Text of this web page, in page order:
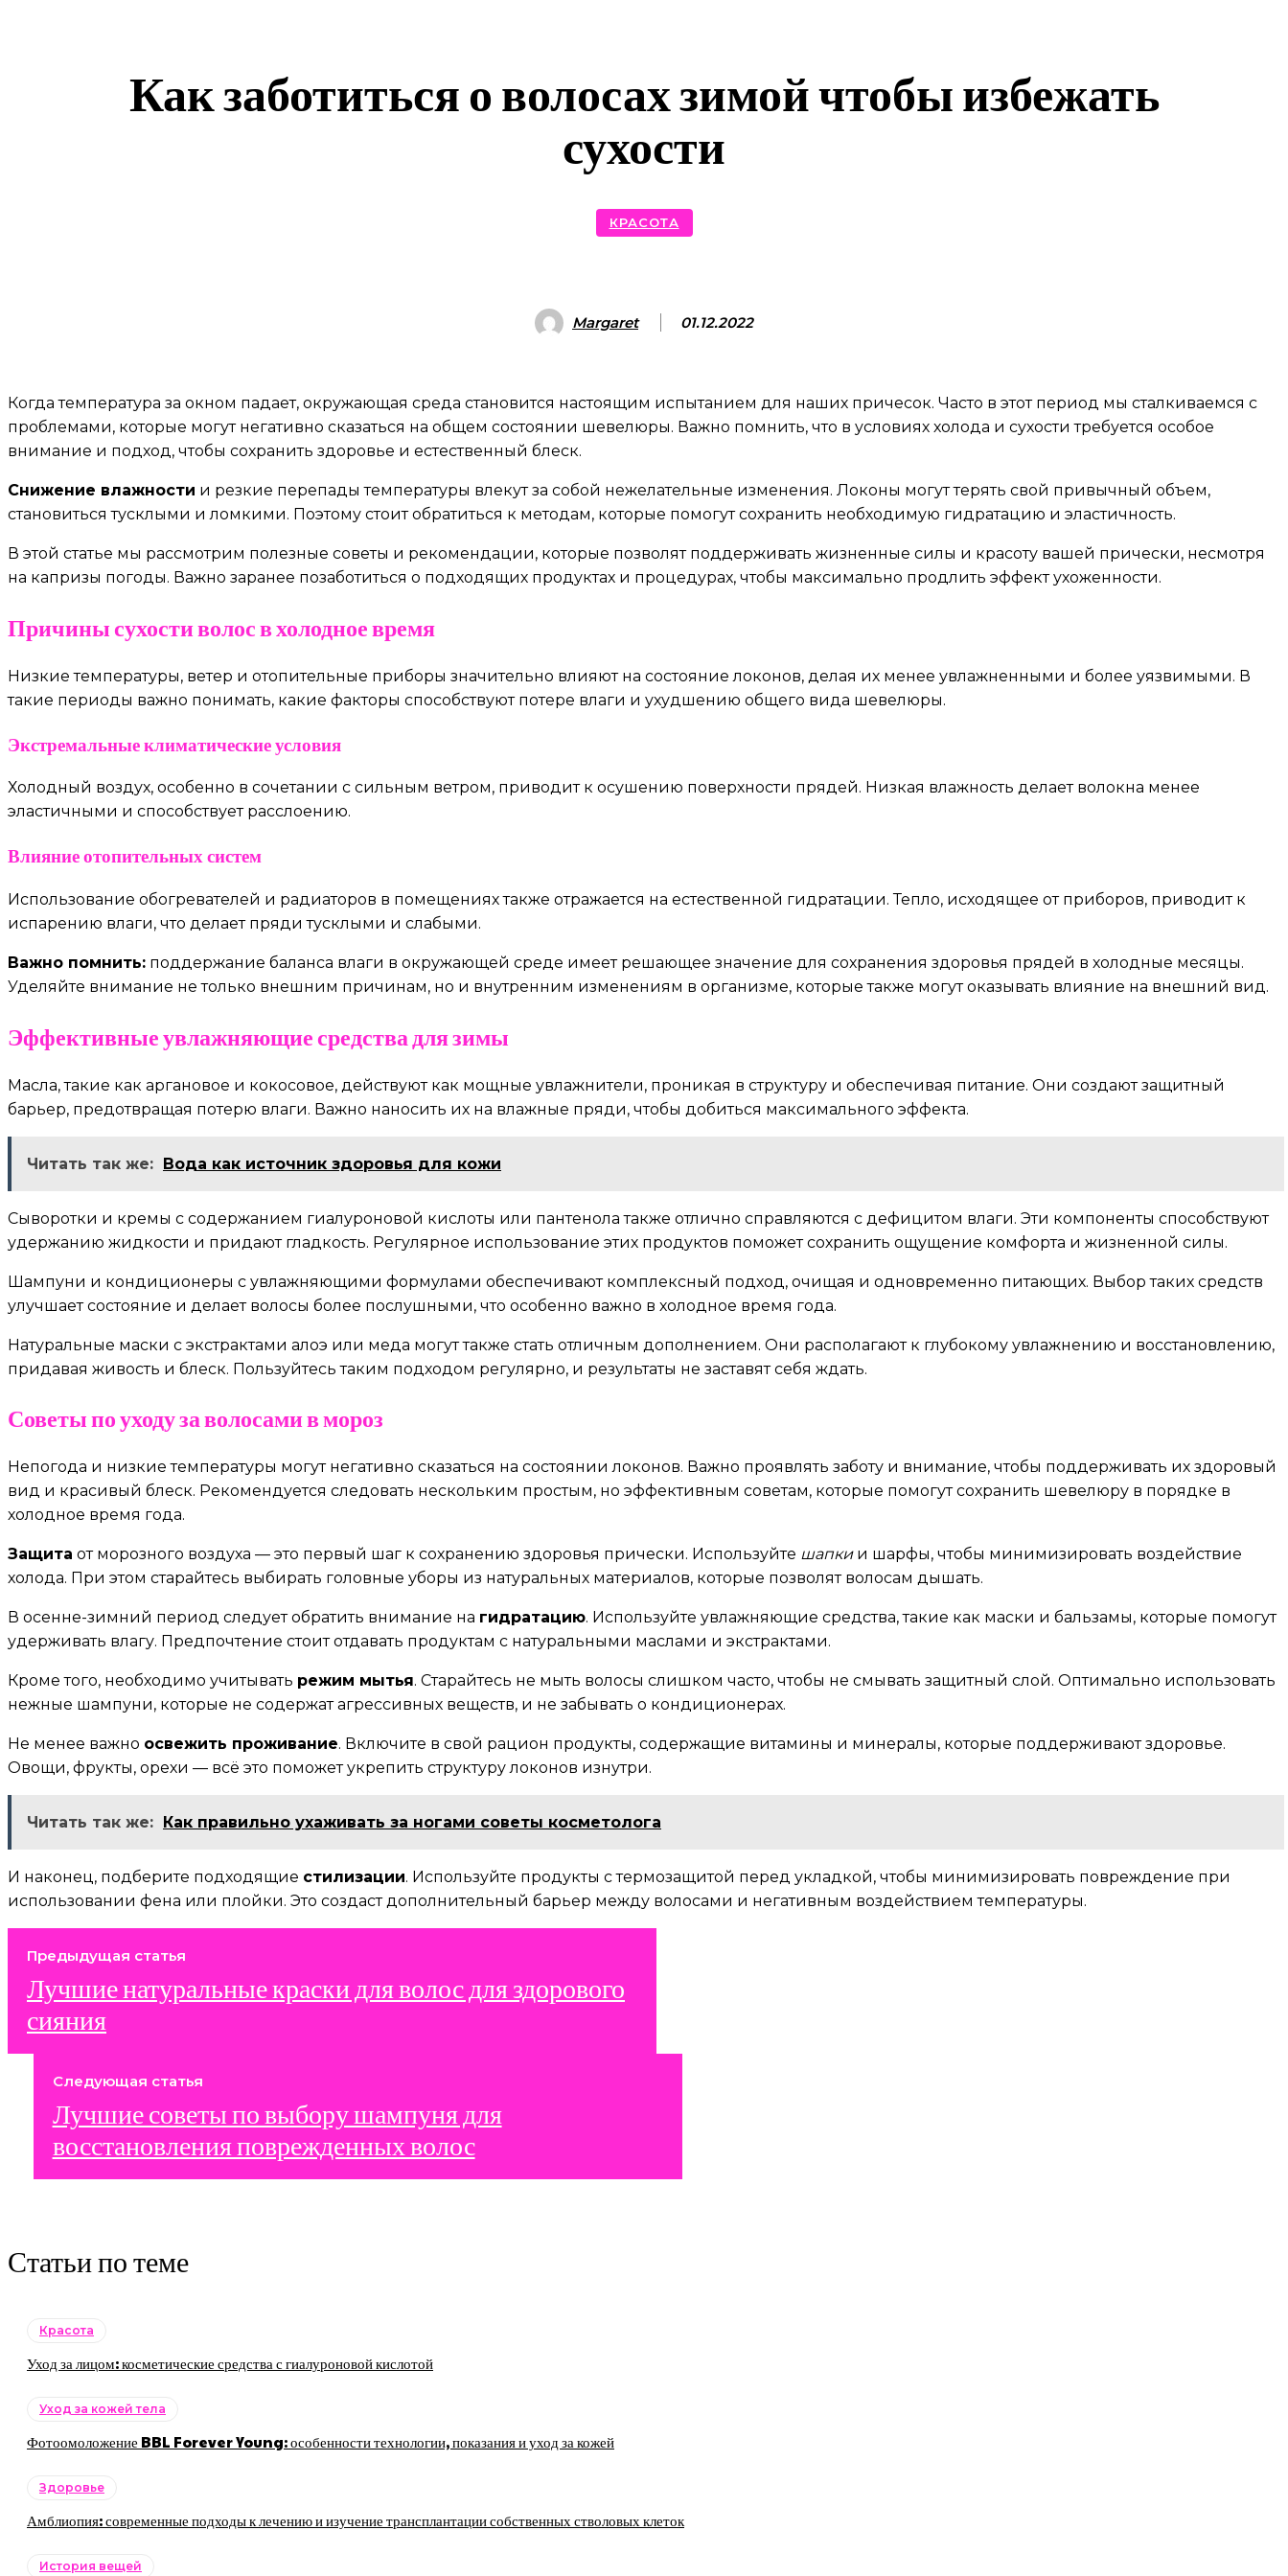
Как заботиться о волосах зимой чтобы избежать
сухости
КРАСОТА
Margaret 01.12.2022
Когда температура за окном падает, окружающая среда становится настоящим испытанием для наших причесок. Часто в этот период мы сталкиваемся с
проблемами, которые могут негативно сказаться на общем состоянии шевелюры. Важно помнить, что в условиях холода и сухости требуется особое
внимание и подход, чтобы сохранить здоровье и естественный блеск.
Снижение влажности и резкие перепады температуры влекут за собой нежелательные изменения. Локоны могут терять свой привычный объем,
становиться тусклыми и ломкими. Поэтому стоит обратиться к методам, которые помогут сохранить необходимую гидратацию и эластичность.
В этой статье мы рассмотрим полезные советы и рекомендации, которые позволят поддерживать жизненные силы и красоту вашей прически, несмотря
на капризы погоды. Важно заранее позаботиться о подходящих продуктах и процедурах, чтобы максимально продлить эффект ухоженности.
Причины сухости волос в холодное время
Низкие температуры, ветер и отопительные приборы значительно влияют на состояние локонов, делая их менее увлажненными и более уязвимыми. В
такие периоды важно понимать, какие факторы способствуют потере влаги и ухудшению общего вида шевелюры.
Экстремальные климатические условия
Холодный воздух, особенно в сочетании с сильным ветром, приводит к осушению поверхности прядей. Низкая влажность делает волокна менее
эластичными и способствует расслоению.
Влияние отопительных систем
Использование обогревателей и радиаторов в помещениях также отражается на естественной гидратации. Тепло, исходящее от приборов, приводит к
испарению влаги, что делает пряди тусклыми и слабыми.
Важно помнить: поддержание баланса влаги в окружающей среде имеет решающее значение для сохранения здоровья прядей в холодные месяцы.
Уделяйте внимание не только внешним причинам, но и внутренним изменениям в организме, которые также могут оказывать влияние на внешний вид.
Эффективные увлажняющие средства для зимы
Масла, такие как аргановое и кокосовое, действуют как мощные увлажнители, проникая в структуру и обеспечивая питание. Они создают защитный
барьер, предотвращая потерю влаги. Важно наносить их на влажные пряди, чтобы добиться максимального эффекта.
Читать так же: Вода как источник здоровья для кожи
Сыворотки и кремы с содержанием гиалуроновой кислоты или пантенола также отлично справляются с дефицитом влаги. Эти компоненты способствуют
удержанию жидкости и придают гладкость. Регулярное использование этих продуктов поможет сохранить ощущение комфорта и жизненной силы.
Шампуни и кондиционеры с увлажняющими формулами обеспечивают комплексный подход, очищая и одновременно питающих. Выбор таких средств
улучшает состояние и делает волосы более послушными, что особенно важно в холодное время года.
Натуральные маски с экстрактами алоэ или меда могут также стать отличным дополнением. Они располагают к глубокому увлажнению и восстановлению,
придавая живость и блеск. Пользуйтесь таким подходом регулярно, и результаты не заставят себя ждать.
Советы по уходу за волосами в мороз
Непогода и низкие температуры могут негативно сказаться на состоянии локонов. Важно проявлять заботу и внимание, чтобы поддерживать их здоровый
вид и красивый блеск. Рекомендуется следовать нескольким простым, но эффективным советам, которые помогут сохранить шевелюру в порядке в
холодное время года.
Защита от морозного воздуха — это первый шаг к сохранению здоровья прически. Используйте шапкии шарфы, чтобы минимизировать воздействие
холода. При этом старайтесь выбирать головные уборы из натуральных материалов, которые позволят волосам дышать.
В осенне-зимний период следует обратить внимание на гидратацию. Используйте увлажняющие средства, такие как маски и бальзамы, которые помогут
удерживать влагу. Предпочтение стоит отдавать продуктам с натуральными маслами и экстрактами.
Кроме того, необходимо учитывать режим мытья. Старайтесь не мыть волосы слишком часто, чтобы не смывать защитный слой. Оптимально использовать
нежные шампуни, которые не содержат агрессивных веществ, и не забывать о кондиционерах.
Не менее важно освежить проживание. Включите в свой рацион продукты, содержащие витамины и минералы, которые поддерживают здоровье.
Овощи, фрукты, орехи — всё это поможет укрепить структуру локонов изнутри.
Читать так же: Как правильно ухаживать за ногами советы косметолога
И наконец, подберите подходящие стилизации. Используйте продукты с термозащитой перед укладкой, чтобы минимизировать повреждение при
использовании фена или плойки. Это создаст дополнительный барьер между волосами и негативным воздействием температуры.
Предыдущая статья
Лучшие натуральные краски для волос для здорового
сияния
Следующая статья
Лучшие советы по выбору шампуня для
восстановления поврежденных волос
Статьи по теме
Красота
Уход за лицом: косметические средства с гиалуроновой кислотой
Уход за кожей тела
Фотоомоложение BBL Forever Young: особенности технологии, показания и уход за кожей
Здоровье
Амблиопия: современные подходы к лечению и изучение трансплантации собственных стволовых клеток
История вещей